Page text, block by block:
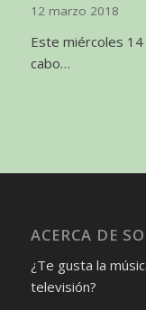
12 marzo 2018
Este miércoles
cabo…
ACERCA DE
¿Te gusta la
televisión?